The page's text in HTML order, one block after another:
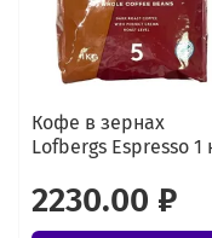
Кофе в зернах
Lofbergs Espresso 1
2230.00 ₽